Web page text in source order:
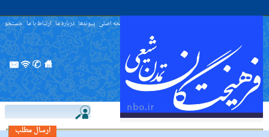
صفحه اصلی پیوندها درباره ما ارتباط با ما جستجو
ارسال مطلب